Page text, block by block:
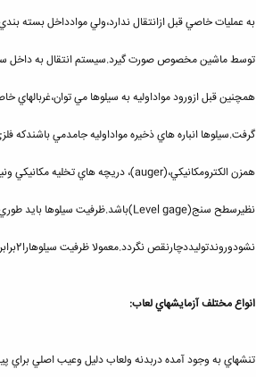
به عمليات خاصي قبل ازانتقال ندارد،ولي موادداخل بسته
توسط ماشين مخصوص صورت گيرد.سيستم انتقال به داخل
همچنين قبل ازورود مواداوليه به سيلوها مي توان،غربالهاي
گرفت.سيلوها انباره هاي ذخيره مواداوليه جامدمي باشندكه
همزن الكترومكانيكي،(auger)، دريچه هاي تخليه مكانيكي ونيوماتيكي نازل خروجي هوا وابزارآلات دقيق وابسته
نظيرسطح سنج(Level gage)باشد.ظرفيت سيلوها بايد طوري انتخاب شودكه جريان يكنواخت مواداوليه دچاراختلال
نشودوروندتوليددچارنقص نگردد.معمولا ظرفيت سيلوهارا2برابر ظرفيت توليدي روزانه درنظرمي گيرند.
انواع مختلف آزمايشهاي لعاب:
تنشهاي به وجود آمده دربدنه ولعاب دليل وعيب اصلي